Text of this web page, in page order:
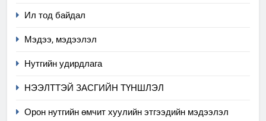
Ил тод байдал
Мэдээ, мэдээлэл
Нутгийн удирдлага
НЭЭЛТТЭЙ ЗАСГИЙН ТҮНШЛЭЛ
Орон нутгийн өмчит хуулийн этгээдийн мэдээлэл